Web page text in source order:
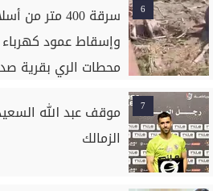
6
سرقة 400
وإسقاط عمود كهرباء
محطات الري بقرية
7
موقف عبد الله
الزمالك